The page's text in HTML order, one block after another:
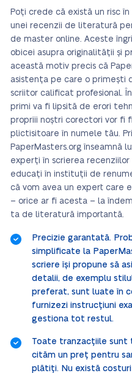
Poți crede că există un risc
unei recenzii de literatură
de master online. Aceste
obicei asupra originalității și
această motiv precis că
asistența pe care o primești
scriitor calificat profesional.
primi va fi lipsită de erori
propriii noștri corectori vor fi
plictisitoare în numele tău.
PaperMasters.org înseamnă
experți în scrierea
educați în instituții de
că vom avea un expert care
– orice ar fi acesta – la
ta de literatură importantă.
Precizie garantată.
simplificate la
scriere își propune să
detalii, de exemplu
preferat, sunt luate în
furnizezi instrucțiuni
gestiona tot restul.
Toate tranzacțiile sunt
cităm un preț pentru
plătiți. Nu există costuri